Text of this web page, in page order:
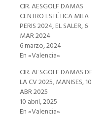
CIR. AESGOLF DAMAS
CENTRO ESTÉTICA MILA
PERIS 2024, EL SALER, 6
MAR 2024
6 marzo, 2024
En «Valencia»
CIR. AESGOLF DAMAS DE
LA CV 2025, MANISES, 10
ABR 2025
10 abril, 2025
En «Valencia»